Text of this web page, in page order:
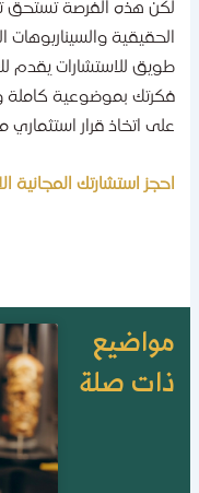
هذه الفرصة تستحق
والسيناريوهات
للاستشارات يقدم لك
بموضوعية كاملة
اتخاذ قرار استثماري
استشارتك المجانية الان
صلة